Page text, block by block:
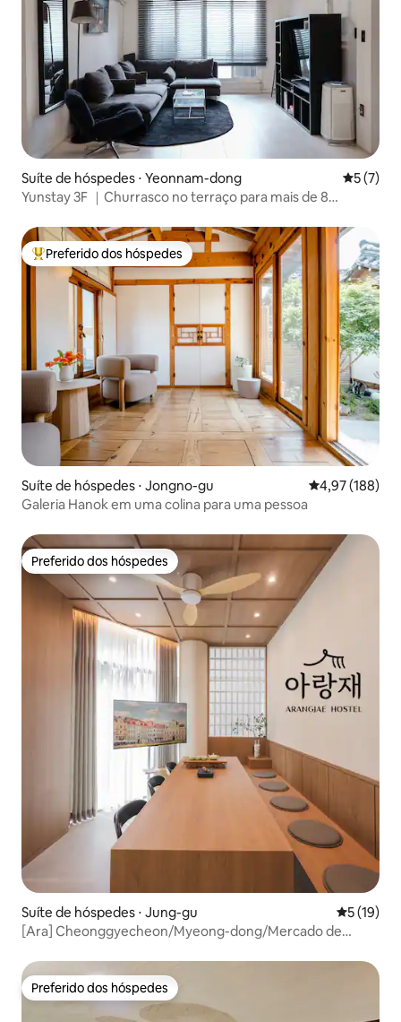
Suíte de hóspedes ⋅ Yeonnam-dong 5 de
5 (7)
Yunstay 3F ｜Churrasco no terraço para mais de 8
Entre os melhores preferidos dos hóspedes
Preferido dos hóspedes
Suíte de hóspedes ⋅ Jongno-gu 4,97 de uma
4,97 (188)
Galeria Hanok em uma colina para uma pessoa
Preferido dos hóspedes
Preferido dos hóspedes
Suíte de hóspedes ⋅ Jung-gu 5 de uma
5 (19)
[Ara] Cheonggyecheon/Myeong-dong/Mercado de
premium/Elevador/Ar condicionado em todos os
quartos/Depósito de bagagem disponível
Preferido dos hóspedes
Preferido dos hóspedes